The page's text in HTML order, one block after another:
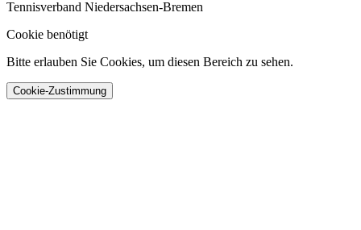
Tennisverband Niedersachsen-Bremen
Cookie benötigt
Bitte erlauben Sie Cookies, um diesen Bereich zu sehen.
Cookie-Zustimmung